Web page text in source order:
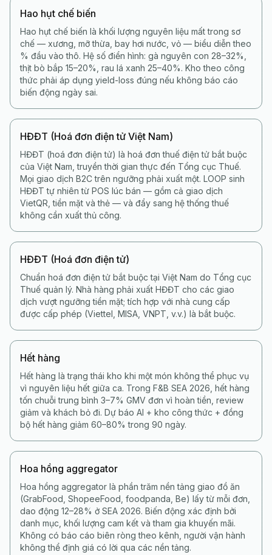
Hao hụt chế biến
Hao hụt chế biến là khối lượng nguyên liệu mất trong sơ
chế — xương, mỡ thừa, bay hơi nước, vỏ — biểu diễn theo
% đầu vào thô. Hệ số điển hình: gà nguyên con 28–32%,
thịt bò bắp 15–20%, rau lá xanh 25–40%. Kho theo công
thức phải áp dụng yield-loss đúng nếu không báo cáo
biến động ngày sai.
HĐĐT (Hoá đơn điện tử Việt Nam)
HĐĐT (hoá đơn điện tử) là hoá đơn thuế điện tử bắt buộc
của Việt Nam, truyền thời gian thực đến Tổng cục Thuế.
Mọi giao dịch B2C trên ngưỡng phải xuất một. LOOP sinh
HĐĐT tự nhiên từ POS lúc bán — gồm cả giao dịch
VietQR, tiền mặt và thẻ — và đẩy sang hệ thống thuế
không cần xuất thủ công.
HĐĐT (Hoá đơn điện tử)
Chuẩn hoá đơn điện tử bắt buộc tại Việt Nam do Tổng cục
Thuế quản lý. Nhà hàng phải xuất HĐĐT cho các giao
dịch vượt ngưỡng tiền mặt; tích hợp với nhà cung cấp
được cấp phép (Viettel, MISA, VNPT, v.v.) là bắt buộc.
Hết hàng
Hết hàng là trạng thái kho khi một món không thể phục vụ
vì nguyên liệu hết giữa ca. Trong F&B SEA 2026, hết hàng
tốn chuỗi trung bình 3–7% GMV đơn vì hoàn tiền, review
giảm và khách bỏ đi. Dự báo AI + kho công thức + đồng
bộ hết hàng giảm 60–80% trong 90 ngày.
Hoa hồng aggregator
Hoa hồng aggregator là phần trăm nền tảng giao đồ ăn
(GrabFood, ShopeeFood, foodpanda, Be) lấy từ mỗi đơn,
dao động 12–28% ở SEA 2026. Biến động xác định bởi
danh mục, khối lượng cam kết và tham gia khuyến mãi.
Không có báo cáo biên ròng theo kênh, người vận hành
không thể định giá có lời qua các nền tảng.